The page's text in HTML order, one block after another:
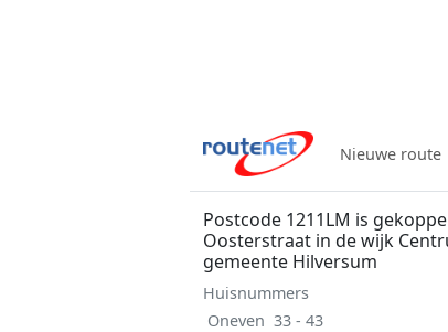
Nieuwe route
Postcode 1211LM is
Oosterstraat in de wijk
gemeente Hilversum
Huisnummers
Oneven 33 - 43